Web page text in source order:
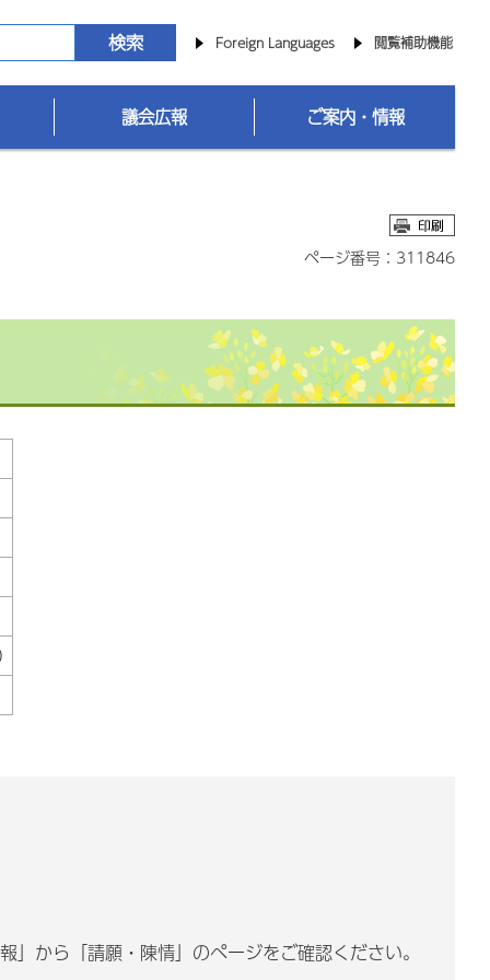
Foreign Languages 閲覧補助機能
議会広報 ご案内・情報
ページ番号：311846
から「請願・陳情」のページをご確認ください。